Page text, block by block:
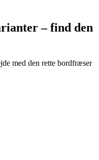
– find den
med den rette bordfræser